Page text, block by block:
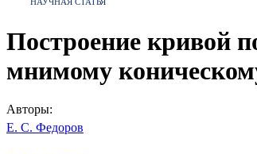
Построение кривой
мнимому
Авторы:
Е. С. Федоров